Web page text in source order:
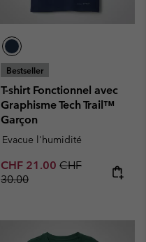
Bestseller
T-shirt Fonctionnel avec
Graphisme Tech Trail™
Garçon
Evacue l'humidité
Sale price:
CHF 21.00 Regular price:
CHF
30.00